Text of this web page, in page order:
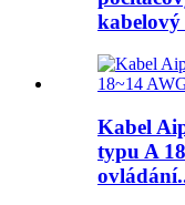
kabelový
Kabel
typu A